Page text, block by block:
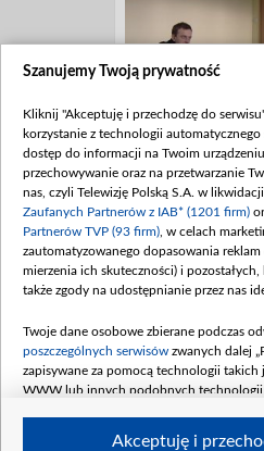
Szanujemy Twoją prywatność
Kliknij "Akceptuję i przechodzę do
korzystanie z technologii automatycznego
dostęp do informacji na Twoim
przechowywanie oraz na przetwarzanie
nas, czyli Telewizję Polską S.A. w likwidacji
Zaufanych Partnerów z IAB* (1201 firm)
Partnerów TVP (93 firm) , w celach
zautomatyzowanego dopasowania
mierzenia ich skuteczności) i
także zgody na udostępnianie przez nas
Twoje dane osobowe zbierane podczas
poszczególnych serwisów zwanych dalej
zapisywane za pomocą technologii
WWW lub innych podobnych technologii
Akceptuję i